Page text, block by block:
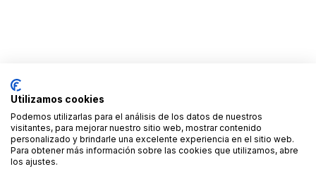
Utilizamos cookies
Podemos utilizarlas para el análisis de los datos de nuestros
visitantes, para mejorar nuestro sitio web, mostrar contenido
personalizado y brindarle una excelente experiencia en el sitio web.
Para obtener más información sobre las cookies que utilizamos, abre
los ajustes.